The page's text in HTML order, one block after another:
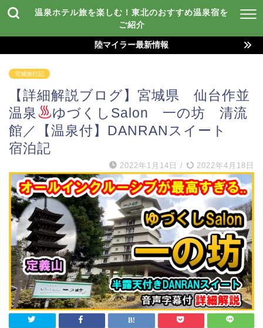
温泉ホテル旅を楽しむ！東北のおすすめ温泉宿を
ご紹介
陸マイラー最新情報
宮城旅行記
【詳細解説ブログ】宮城県 仙台作並
温泉
ゆづくしSalon 一の坊 清流
館／【温泉付】DANRANスイート
宿泊記
2022年1月14日 / 2022年4月18日